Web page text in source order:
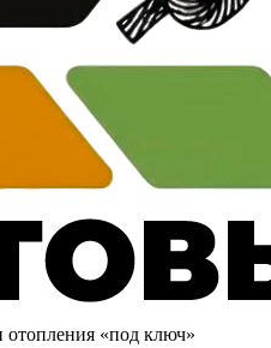
отопления «под ключ»